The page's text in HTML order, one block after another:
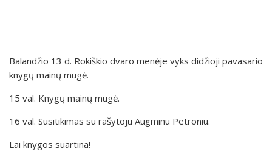
Balandžio 13 d. Rokiškio dvaro menėje vyks didžioji pavasario
knygų mainų mugė.
15 val. Knygų mainų mugė.
16 val. Susitikimas su rašytoju Augminu Petroniu.
Lai knygos suartina!